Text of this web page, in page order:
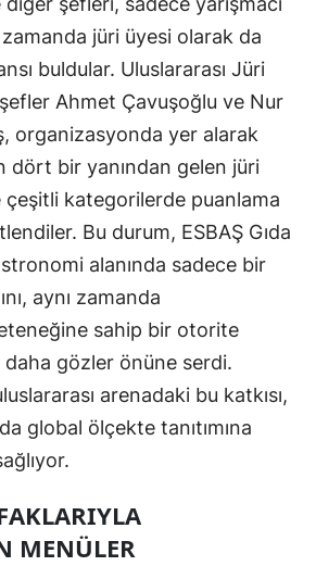
jüri üyesi olarak da
buldular. Uluslararası Jüri
Ahmet Çavuşoğlu ve Nur
organizasyonda yer alarak
dört bir yanından gelen jüri
kategorilerde puanlama
Bu durum, ESBAŞ Gıda
alanında sadece bir
aynı zamanda
sahip bir otorite
gözler önüne serdi.
arenadaki bu katkısı,
global ölçekte tanıtımına
MENÜLER